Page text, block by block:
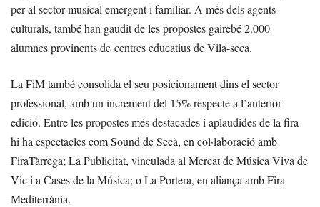
per al sector musical emergent i familiar. A més dels agents
culturals, també han gaudit de les propostes gairebé 2.000
alumnes provinents de centres educatius de Vila-seca.
La FiM també consolida el seu posicionament dins el sector
professional, amb un increment del 15% respecte a l’anterior
edició. Entre les propostes més destacades i aplaudides de la fira
hi ha espectacles com Sound de Secà, en col·laboració amb
FiraTàrrega; La Publicitat, vinculada al Mercat de Música Viva de
Vic i a Cases de la Música; o La Portera, en aliança amb Fira
Mediterrània.